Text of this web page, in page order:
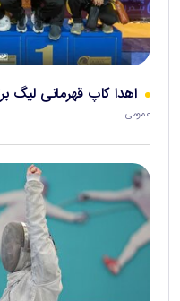
اهدا کاپ قهرمانی لیگ
عمومی